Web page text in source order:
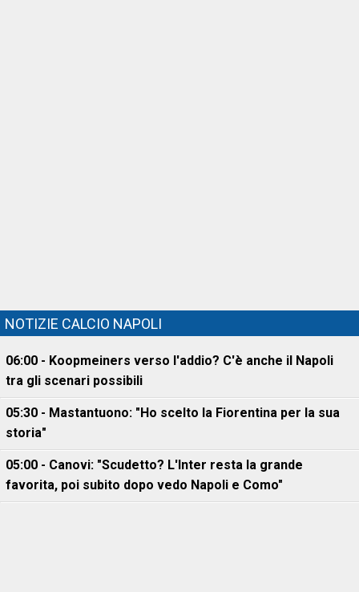
NOTIZIE CALCIO NAPOLI
06:00 - Koopmeiners verso l'addio? C'è anche il Napoli
tra gli scenari possibili
05:30 - Mastantuono: "Ho scelto la Fiorentina per la sua
storia"
05:00 - Canovi: "Scudetto? L'Inter resta la grande
favorita, poi subito dopo vedo Napoli e Como"